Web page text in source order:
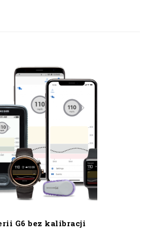
G6 bez kalibracji